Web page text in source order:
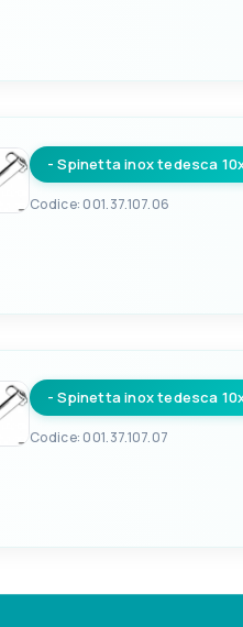
- Spinetta inox tedesca
Codice: 001.37.107.06
- Spinetta inox tedesca
Codice: 001.37.107.07